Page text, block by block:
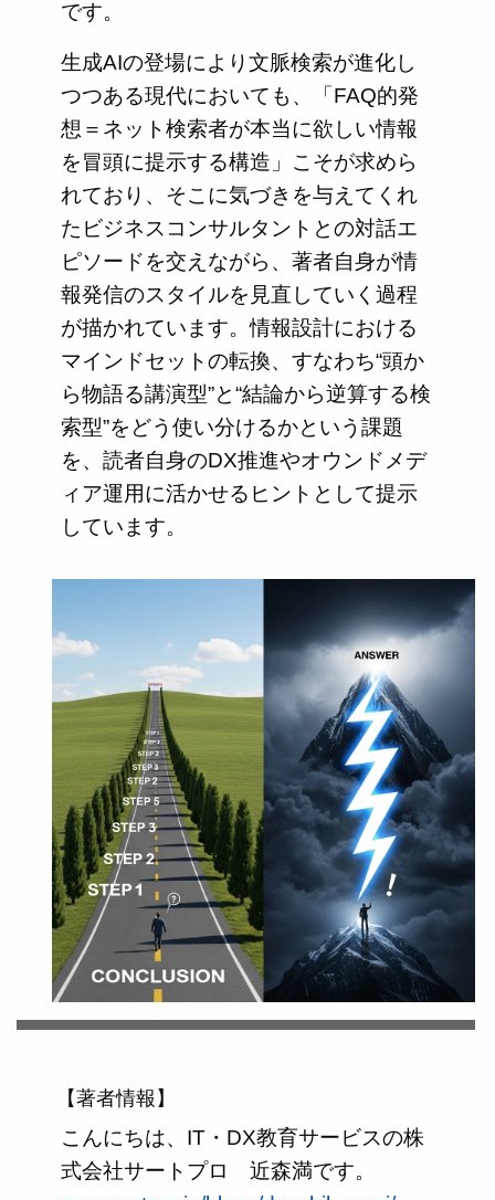
です。
生成AIの登場により文脈検索が進化し
つつある現代においても、「FAQ的発
想＝ネット検索者が本当に欲しい情報
を冒頭に提示する構造」こそが求めら
れており、そこに気づきを与えてくれ
たビジネスコンサルタントとの対話エ
ピソードを交えながら、著者自身が情
報発信のスタイルを見直していく過程
が描かれています。情報設計における
マインドセットの転換、すなわち“頭か
ら物語る講演型”と“結論から逆算する検
索型”をどう使い分けるかという課題
を、読者自身のDX推進やオウンドメデ
ィア運用に活かせるヒントとして提示
しています。
【著者情報】
こんにちは、IT・DX教育サービスの株
式会社サートプロ 近森満です。